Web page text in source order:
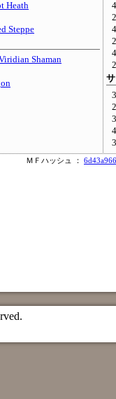
Heath
Steppe
Shaman
ＭＦハッシュ ：